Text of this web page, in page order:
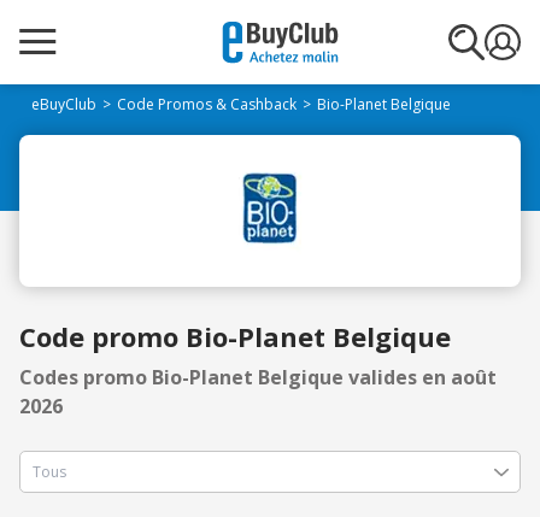
eBuyClub Code Promos & Cashback Bio-Planet Belgique
Code promo Bio-Planet Belgique
Codes promo Bio-Planet Belgique valides en août
2026